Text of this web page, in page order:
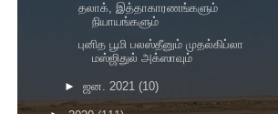
தலாக், இத்தாகாரணங்களும்
நியாயங்களும்
புனித பூமி பலஸ்தீனும் முதல்கிப்லா
மஸ்ஜிதுல் அக்ஸாவும்
► ஜன. 2021 (10)